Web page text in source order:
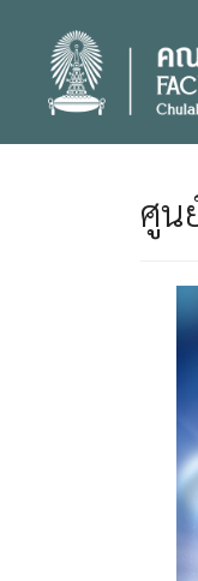
content
ศูน